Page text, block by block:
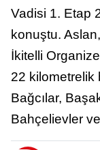
Vadisi 1. Etap
konuştu.
İkitelli
22 kilometrelik
Bağcılar,
Bahçelievler